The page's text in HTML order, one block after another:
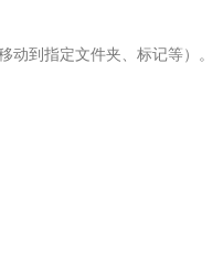
动到指定文件夹、标记等）。